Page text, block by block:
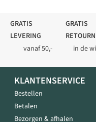
GRATIS
LEVERING
vanaf 50,-
GRATIS
in de
KLANTENSERVICE
Bestellen
Betalen
Bezorgen & afhalen